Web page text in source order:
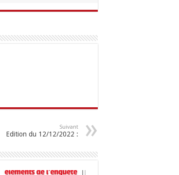
Suivant
Edition du 12/12/2022 :